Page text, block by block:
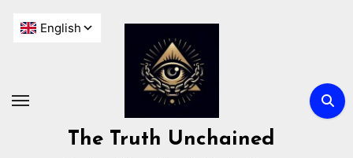
The Truth Unchained